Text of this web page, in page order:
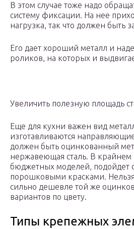
В этом случае тоже надо
систему фиксации. На нее
нагрузка, так что должен быть
Его дает хороший металл и
роликов, на которых и
Увеличить полезную площадь
Еще для кухни важен вид
изготавливаются
должен быть оцинкованный
нержавеющая сталь. В крайнем
бюджетных моделей, подойдет
порошковыми красками. Нельзя
сильно дешевле той же
вариантов по цвету.
Типы крепежных